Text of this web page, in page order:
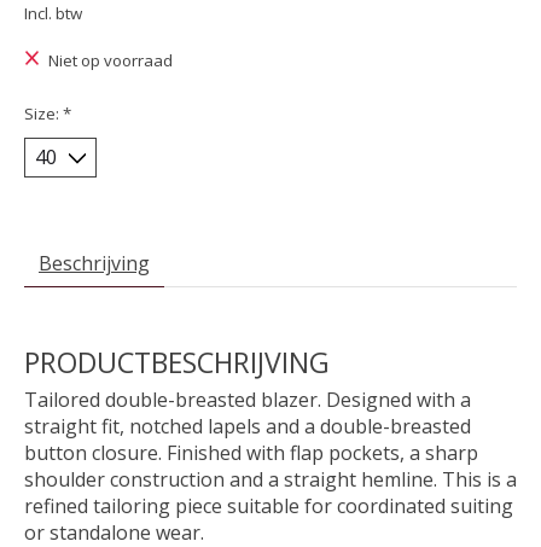
Incl. btw
Niet op voorraad
Size: *
Beschrijving
PRODUCTBESCHRIJVING
Tailored double-breasted blazer. Designed with a
straight fit, notched lapels and a double-breasted
button closure. Finished with flap pockets, a sharp
shoulder construction and a straight hemline. This is a
refined tailoring piece suitable for coordinated suiting
or standalone wear.